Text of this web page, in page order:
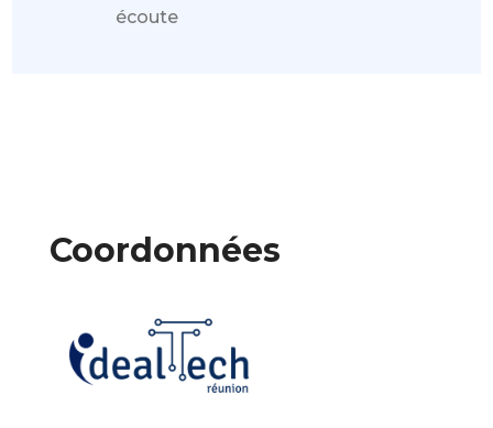
écoute
Coordonnées